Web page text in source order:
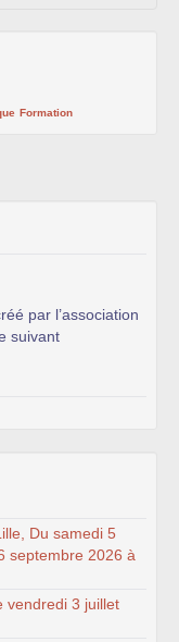
Formation
par l’association
suivant
Du samedi 5
septembre 2026 à
vendredi 3 juillet